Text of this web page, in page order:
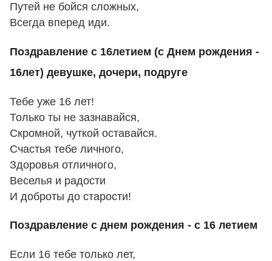
Путей не бойся сложных,
Всегда вперед иди.
Поздравление с 16летием (с Днем рождения -
16лет) девушке, дочери, подруге
Тебе уже 16 лет!
Только ты не зазнавайся,
Скромной, чуткой оставайся.
Счастья тебе личного,
Здоровья отличного,
Веселья и радости
И доброты до старости!
Поздравление с днем рождения - с 16 летием
Если 16 тебе только лет,